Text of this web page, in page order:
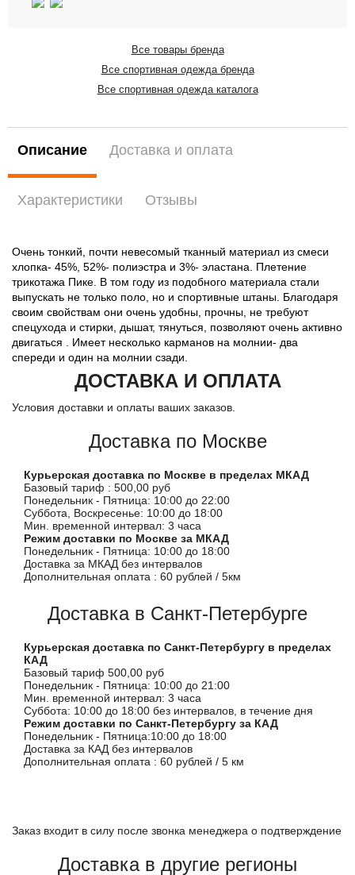
Все товары бренда
Все спортивная одежда бренда
Все спортивная одежда каталога
Описание Доставка и оплата
Характеристики Отзывы
Очень тонкий, почти невесомый тканный материал из смеси
хлопка- 45%, 52%- полиэстра и 3%- эластана. Плетение
трикотажа Пике. В том году из подобного материала стали
выпускать не только поло, но и спортивные штаны. Благодаря
своим свойствам они очень удобны, прочны, не требуют
спецухода и стирки, дышат, тянуться, позволяют очень активно
двигаться . Имеет несколько карманов на молнии- два
спереди и один на молнии сзади.
ДОСТАВКА И ОПЛАТА
Условия доставки и оплаты ваших заказов.
Доставка по Москве
Курьерская доставка по Москве в пределах МКАД
Базовый тариф : 500,00 руб
Понедельник - Пятница: 10:00 до 22:00
Суббота, Воскресенье: 10:00 до 18:00
Мин. временной интервал: 3 часа
Режим доставки по Москве за МКАД
Понедельник - Пятница: 10:00 до 18:00
Доставка за МКАД без интервалов
Дополнительная оплата : 60 рублей / 5км
Доставка в Санкт-Петербурге
Курьерская доставка по Санкт-Петербургу в пределах
КАД
Базовый тариф 500,00 руб
Понедельник - Пятница: 10:00 до 21:00
Мин. временной интервал: 3 часа
Суббота: 10:00 до 18:00 без интервалов, в течение дня
Режим доставки по Санкт-Петербургу за КАД
Понедельник - Пятница:10:00 до 18:00
Доставка за КАД без интервалов
Дополнительная оплата : 60 рублей / 5 км
Заказ входит в силу после звонка менеджера о подтверждение
Доставка в другие регионы